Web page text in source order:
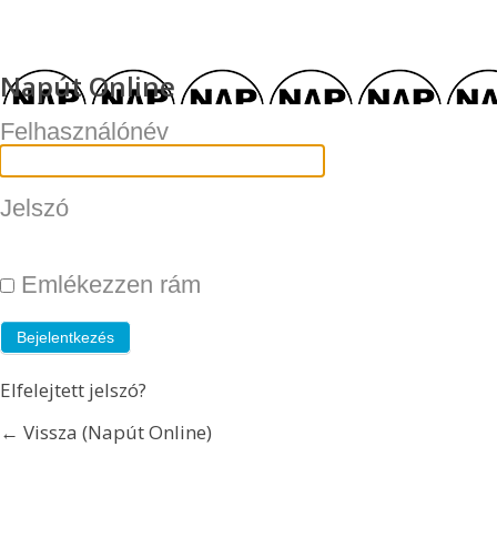
Napút Online
Felhasználónév
Jelszó
Emlékezzen rám
Elfelejtett jelszó?
← Vissza (Napút Online)